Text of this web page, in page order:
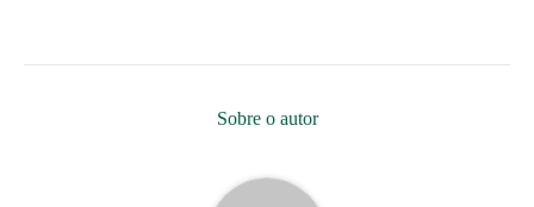
Sobre o autor